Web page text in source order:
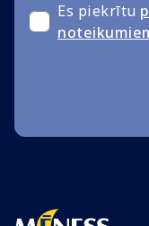
Es piekrītu